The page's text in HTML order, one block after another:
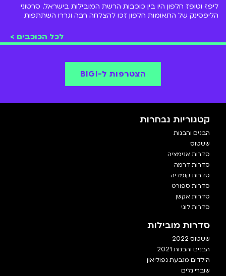
ליפז וטופז חלפון היו בין כוכבות הרשת המובילות בישראל. סרטוני
הליפסינק של התאומות חלפון זכו להצלחה רבה וגררו השתתפות
לכל הכוכבים >
הצטרפות ל-BIGI
קטגוריות נבחרות
הבנים והבנות
ששטוס
סדרות אנימציה
סדרות דרמה
סדרות קומדיה
סדרות ספורט
סדרות אקשן
סדרות לוגי
סדרות מובילות
ששטוס 2022
הבנים והבנות 2021
הילדים מגבעת נפוליאון
שוברי גלים